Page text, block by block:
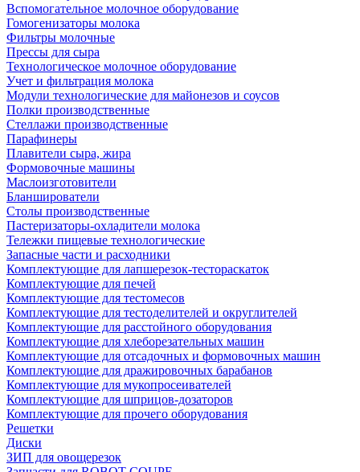
Вспомогательное молочное оборудование
Гомогенизаторы молока
Фильтры молочные
Прессы для сыра
Технологическое молочное оборудование
Учет и фильтрация молока
Модули технологические для майонезов и соусов
Полки производственные
Стеллажи производственные
Парафинеры
Плавители сыра, жира
Формовочные машины
Маслоизготовители
Бланширователи
Столы производственные
Пастеризаторы-охладители молока
Тележки пищевые технологические
Запасные части и расходники
Комплектующие для лапшерезок-тестораскаток
Комплектующие для печей
Комплектующие для тестомесов
Комплектующие для тестоделителей и округлителей
Комплектующие для расстойного оборудования
Комплектующие для хлеборезательных машин
Комплектующие для отсадочных и формовочных машин
Комплектующие для дражировочных барабанов
Комплектующие для мукопросеивателей
Комплектующие для шприцов-дозаторов
Комплектующие для прочего оборудования
Решетки
Диски
ЗИП для овощерезок